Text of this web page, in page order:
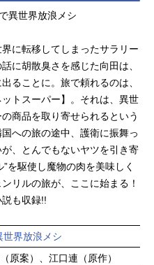
に転移してしまったサラリー
に胡散臭さを感じた向田は、
ることに。旅で頼れるのは、
トスーパー】。それは、異世
商品を取り寄せられるという
への旅の途中、護衛に振舞っ
、とんでもないヤツを引き寄
駆使し魔物の肉を美味しく
リルの旅が、ここに始まる！
も収録!!
世界放浪メシ
原案）、江口連（原作）